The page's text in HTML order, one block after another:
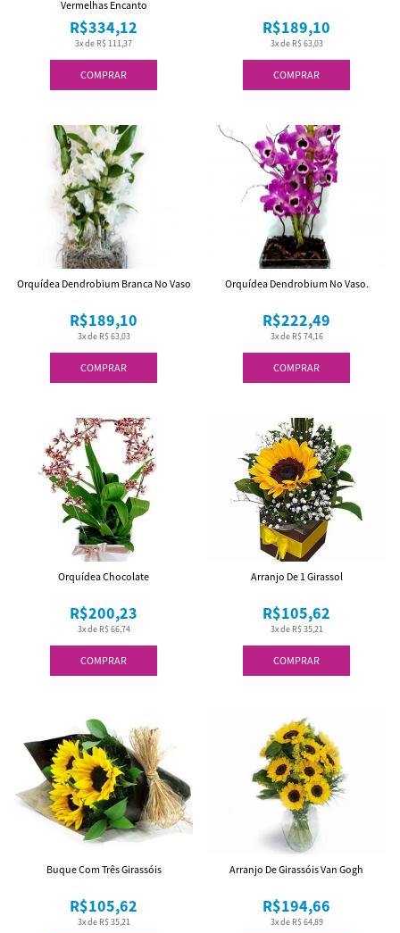
COMPRAR
3x de R$ 111,37
R$334,12
Vermelhas Encanto
COMPRAR
3x de R$ 63,03
R$189,10
COMPRAR
3x de R$ 63,03
R$189,10
Orquídea Dendrobium Branca No Vaso
COMPRAR
3x de R$ 74,16
R$222,49
Orquídea Dendrobium No Vaso.
COMPRAR
3x de R$ 66,74
R$200,23
Orquídea Chocolate
COMPRAR
3x de R$ 35,21
R$105,62
Arranjo De 1 Girassol
3x de R$ 35,21
R$105,62
Buque Com Três Girassóis
3x de R$ 64,89
R$194,66
Arranjo De Girassóis Van Gogh